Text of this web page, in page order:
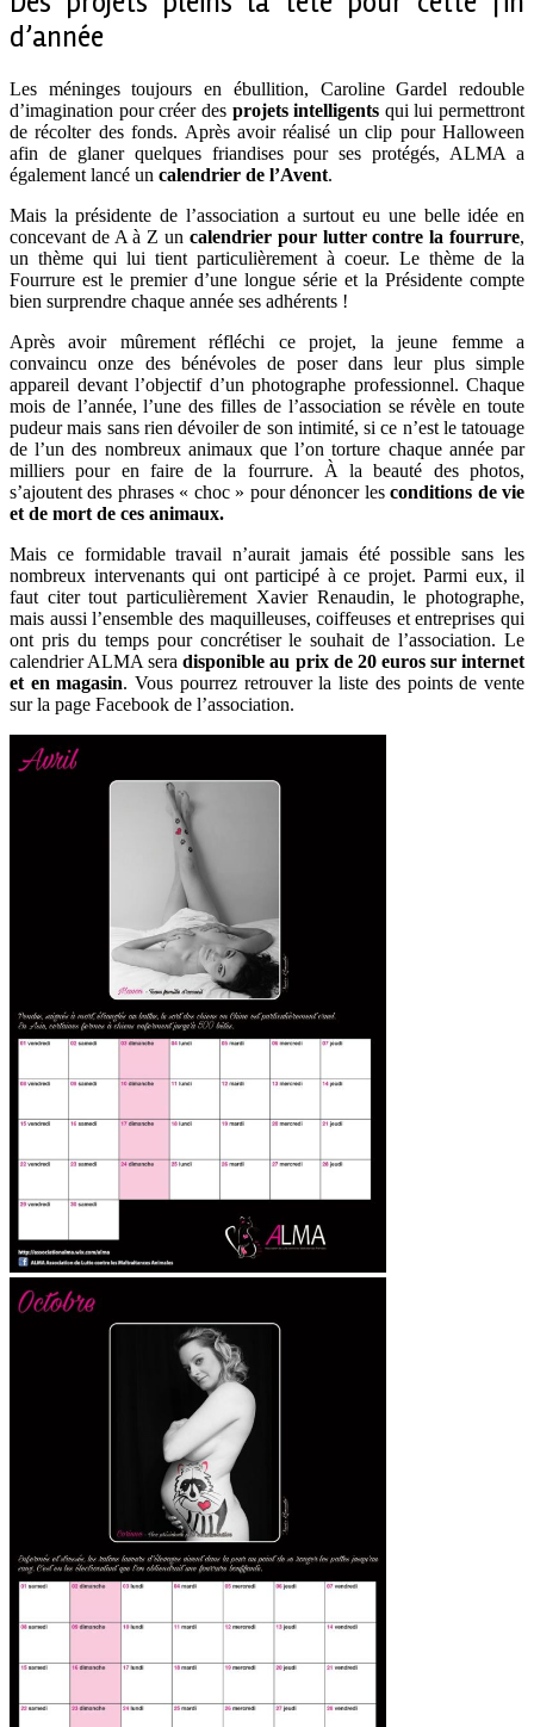
d’année
Les méninges toujours en ébullition, Caroline Gardel redouble
d’imagination pour créer des projets intelligents qui lui permettront
de récolter des fonds. Après avoir réalisé un clip pour Halloween
afin de glaner quelques friandises pour ses protégés, ALMA a
également lancé un calendrier de l’Avent.
Mais la présidente de l’association a surtout eu une belle idée en
concevant de A à Z un calendrier pour lutter contre la fourrure,
un thème qui lui tient particulièrement à coeur. Le thème de la
Fourrure est le premier d’une longue série et la Présidente compte
bien surprendre chaque année ses adhérents !
Après avoir mûrement réfléchi ce projet, la jeune femme a
convaincu onze des bénévoles de poser dans leur plus simple
appareil devant l’objectif d’un photographe professionnel. Chaque
mois de l’année, l’une des filles de l’association se révèle en toute
pudeur mais sans rien dévoiler de son intimité, si ce n’est le tatouage
de l’un des nombreux animaux que l’on torture chaque année par
milliers pour en faire de la fourrure. À la beauté des photos,
s’ajoutent des phrases « choc » pour dénoncer lesconditions de vie
et de mort de ces animaux.
Mais ce formidable travail n’aurait jamais été possible sans les
nombreux intervenants qui ont participé à ce projet. Parmi eux, il
faut citer tout particulièrement Xavier Renaudin, le photographe,
mais aussi l’ensemble des maquilleuses, coiffeuses et entreprises qui
ont pris du temps pour concrétiser le souhait de l’association. Le
calendrier ALMA seradisponible au prix de 20 euros sur internet
et en magasin. Vous pourrez retrouver la liste des points de vente
sur la page Facebook de l’association.